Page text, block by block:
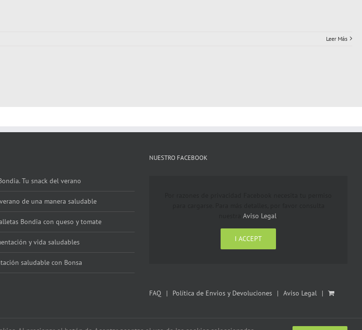
Leer Más
Tu snack del verano
de una manera saludable
Bondia con queso y tomate
y vida saludables
saludable con Bonsa
NUESTRO FACEBOOK
Aviso Legal
I ACCEPT
FAQ Política de Envios y Devoluciones Aviso Legal